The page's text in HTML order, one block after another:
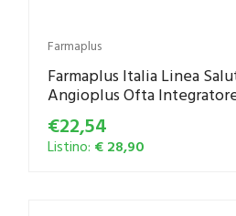
Farmaplus
Farmaplus Italia Linea
Angioplus Ofta
€22,54
Listino: € 28,90